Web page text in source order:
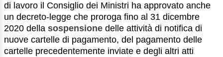
di lavoro il Consiglio dei Ministri ha approvato anche
un decreto-legge che proroga fino al 31 dicembre
2020 della sospensione delle attività di notifica di
nuove cartelle di pagamento, del pagamento delle
cartelle precedentemente inviate e degli altri atti